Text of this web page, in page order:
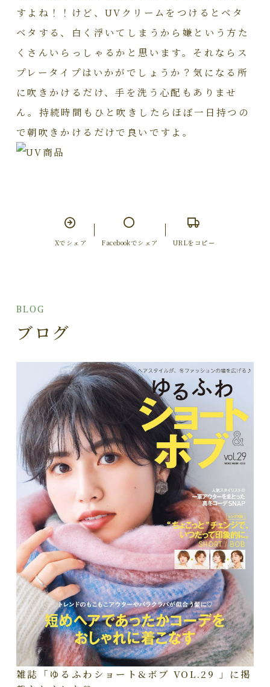
すよね！！けど、UVクリームをつけるとベタ
ベタする、白く浮いてしまうから嫌という方た
くさんいらっしゃるかと思います。それならス
プレータイプはいかがでしょうか？気になる所
に吹きかけるだけ、手を洗う心配もありませ
ん。持続時間もひと吹きしたらほぼ一日持つの
で朝吹きかけるだけで良いですよ。
Xでシェア Facebookでシェア URLをコピー
BLOG
ブログ
雑誌「ゆるふわショート&ボブ VOL.29 」に掲